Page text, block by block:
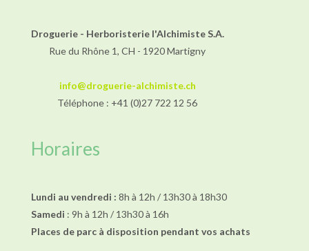
Droguerie - Herboristerie l'Alchimiste S.A.
Rue du Rhône 1, CH - 1920 Martigny
info@droguerie-alchimiste.ch
Téléphone : +41 (0)27 722 12 56
Horaires
Lundi au vendredi : 8h à 12h / 13h30 à 18h30
Samedi : 9h à 12h / 13h30 à 16h
Places de parc à disposition pendant vos achats